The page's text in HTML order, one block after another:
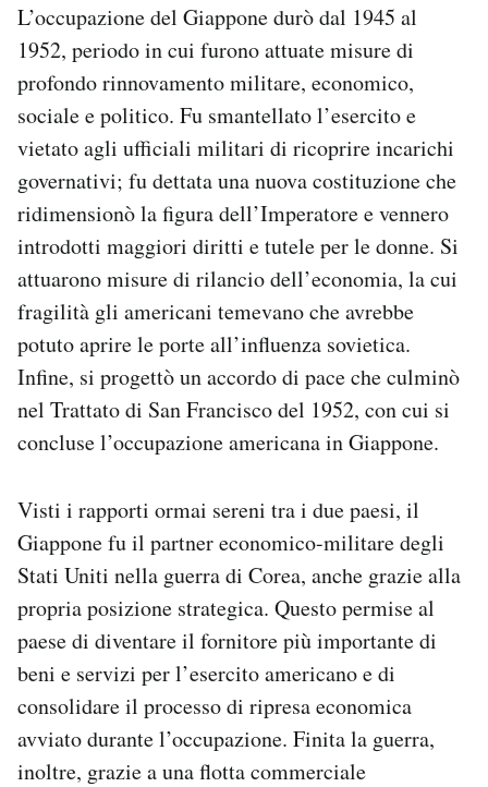
L’occupazione del Giappone durò dal 1945 al
1952, periodo in cui furono attuate misure di
profondo rinnovamento militare, economico,
sociale e politico. Fu smantellato l’esercito e
vietato agli ufficiali militari di ricoprire incarichi
governativi; fu dettata una nuova costituzione che
ridimensionò la figura dell’Imperatore e vennero
introdotti maggiori diritti e tutele per le donne. Si
attuarono misure di rilancio dell’economia, la cui
fragilità gli americani temevano che avrebbe
potuto aprire le porte all’influenza sovietica.
Infine, si progettò un accordo di pace che culminò
nel Trattato di San Francisco del 1952, con cui si
concluse l’occupazione americana in Giappone.
Visti i rapporti ormai sereni tra i due paesi, il
Giappone fu il partner economico-militare degli
Stati Uniti nella guerra di Corea, anche grazie alla
propria posizione strategica. Questo permise al
paese di diventare il fornitore più importante di
beni e servizi per l’esercito americano e di
consolidare il processo di ripresa economica
avviato durante l’occupazione. Finita la guerra,
inoltre, grazie a una flotta commerciale